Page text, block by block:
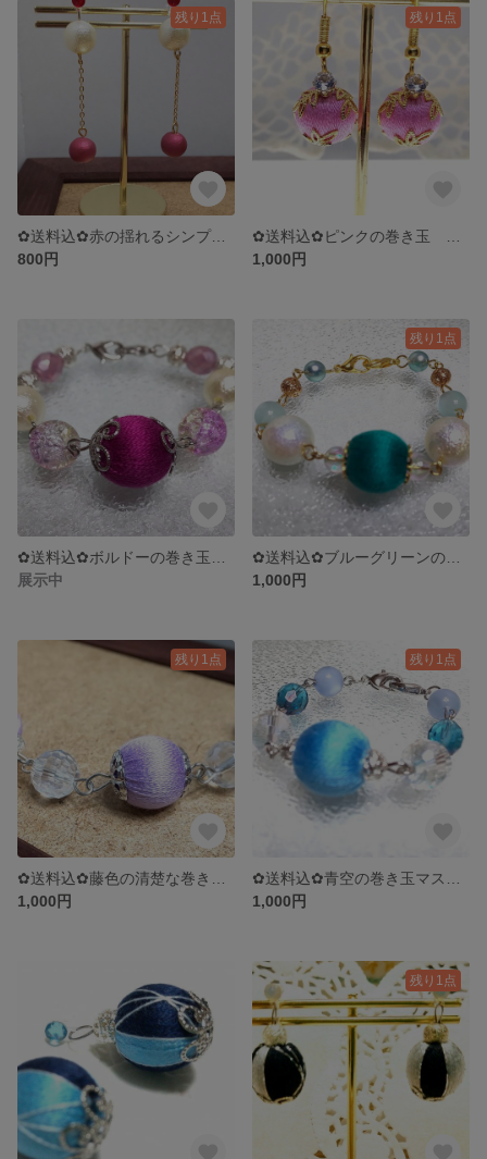
残り1点
✿送料込✿赤の揺れるシンプルパールノンホールピアス
800円
残り1点
1,000円
展示中
残り1点
1,000円
残り1点
1,000円
残り1点
1,000円
残り1点